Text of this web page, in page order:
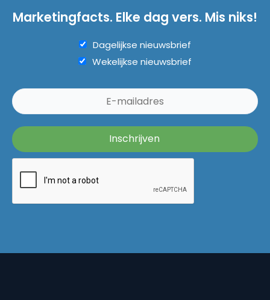
Marketingfacts. Elke dag vers. Mis niks!
Dagelijkse nieuwsbrief
Wekelijkse nieuwsbrief